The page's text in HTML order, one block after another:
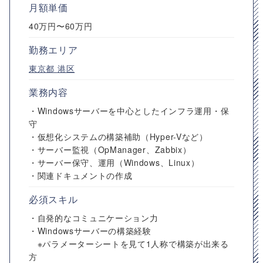
月額単価
40万円〜60万円
勤務エリア
東京都 港区
業務内容
・Windowsサーバーを中心としたインフラ運用・保
守
・仮想化システムの構築補助（Hyper-Vなど）
・サーバー監視（OpManager、Zabbix）
・サーバー保守、運用（Windows、Linux）
・関連ドキュメントの作成
必須スキル
・自発的なコミュニケーション力
・Windowsサーバーの構築経験
※パラメーターシートを見て1人称で構築が出来る
方